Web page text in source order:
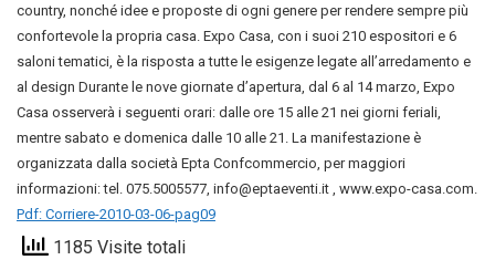
country, nonché idee e proposte di ogni genere per rendere sempre più
confortevole la propria casa. Expo Casa, con i suoi 210 espositori e 6
saloni tematici, è la risposta a tutte le esigenze legate all’arredamento e
al design Durante le nove giornate d’apertura, dal 6 al 14 marzo, Expo
Casa osserverà i seguenti orari: dalle ore 15 alle 21 nei giorni feriali,
mentre sabato e domenica dalle 10 alle 21. La manifestazione è
organizzata dalla società Epta Confcommercio, per maggiori
informazioni: tel. 075.5005577, info@eptaeventi.it , www.expo-casa.com.
Pdf: Corriere-2010-03-06-pag09
1185 Visite totali